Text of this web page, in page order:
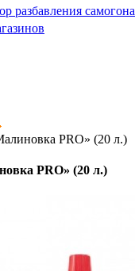
разбавления самогона
PRO» (20 л.)
PRO» (20 л.)